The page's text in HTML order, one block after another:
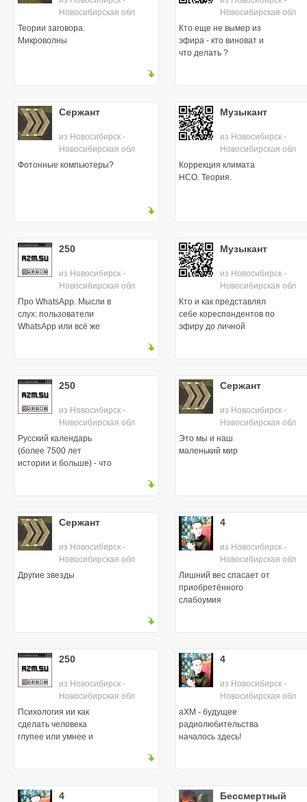
Новосибирская обл
Теории заговора.
Микроволны
Новосибирская обл
Кто еще не вымер из
эфира - кто виноват и
что делать ?
Сержант
из Новосибирск -
Новосибирская обл
Фотонные компьютеры?
Музыкант
из Новосибирск -
Новосибирская обл
Коррекция климата
НСО. Теория.
250
из Новосибирск -
Новосибирская обл
Про WhatsApp. Мысли в
слух: пользователи
WhatsApp или всё же
Музыкант
из Новосибирск -
Новосибирская обл
Кто и как представлял
себе кореспондентов по
эфиру до личной
250
из Новосибирск -
Новосибирская обл
Русский календарь
(более 7500 лет
истории и больше) - что
Сержант
из Новосибирск -
Новосибирская обл
Это мы и наш
маленький мир
Сержант
из Новосибирск -
Новосибирская обл
Другие звезды
4
из Новосибирск -
Новосибирская обл
Лишний вес спасает от
приобретённого
слабоумия
250
из Новосибирск -
Новосибирская обл
Психология ии как
сделать человека
глупее или умнее и
4
из Новосибирск -
Новосибирская обл
аХМ - будущее
радиолюбительства
началось здесь!
4 Бессмертный